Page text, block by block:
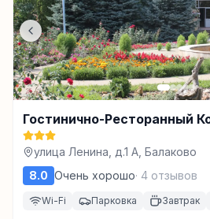
Гостинично-Ресторанный
улица Ленина, д.1 А, Балаково
8.0 Очень хорошо· 4 отзывов
Wi-Fi Парковка Завтрак